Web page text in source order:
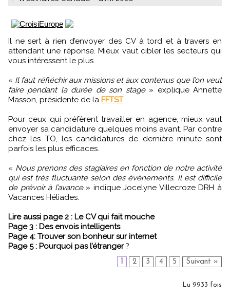
Il ne sert à rien d’envoyer des CV à tord et à travers en
attendant une réponse. Mieux vaut cibler les secteurs qui
vous intéressent le plus.
« Il faut réfléchir aux missions et aux contenus que l’on veut
faire pendant la durée de son stage» explique Annette
Masson, présidente de la FFTST.
Pour ceux qui préfèrent travailler en agence, mieux vaut
envoyer sa candidature quelques moins avant. Par contre
chez les TO, les candidatures de dernière minute sont
parfois les plus efficaces.
« Nous prenons des stagiaires en fonction de notre activité
qui est très fluctuante selon des évènements. Il est difficile
de prévoir à l’avance » indique Jocelyne Villecroze DRH à
Vacances Héliades.
Lire aussi page 2 : Le CV qui fait mouche
Page 3 : Des envois intelligents
Page 4: Trouver son bonheur sur internet
Page 5 : Pourquoi pas l’étranger?
2 3 4 5 Suivant »
Lu 9933 fois